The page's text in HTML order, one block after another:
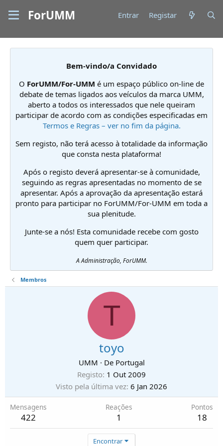
ForUMM Entrar Registar
Bem-vindo/a Convidado
O ForUMM/For-UMM é um espaço público on-line de
debate de temas ligados aos veículos da marca UMM,
aberto a todos os interessados que nele queiram
participar de acordo com as condições especificadas em
Termos e Regras – ver no fim da página.
Sem registo, não terá acesso à totalidade da informação
que consta nesta plataforma!
Após o registo deverá apresentar-se à comunidade,
seguindo as regras apresentadas no momento de se
apresentar. Após a aprovação da apresentação estará
pronto para participar no ForUMM/For-UMM em toda a
sua plenitude.
Junte-se a nós! Esta comunidade recebe com gosto
quem quer participar.
A Administração, ForUMM.
Membros
T
toyo
UMM · De Portugal
Registo 1 Out 2009
Visto pela última vez 6 Jan 2026
Mensagens
422
Reações
1
Pontos
18
Encontrar